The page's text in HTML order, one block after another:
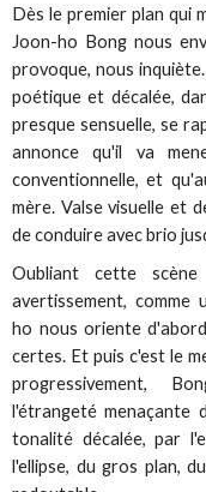
Dès le premier plan qui
Joon-ho Bong nous
provoque, nous
poétique et décalée,
presque sensuelle, se
annonce qu'il va
conventionnelle, et
mère. Valse visuelle et
de conduire avec brio
Oubliant cette
avertissement,
ho nous oriente
certes. Et puis c'est le
progressivement,
l'étrangeté menaçante
tonalité décalée, par
l'ellipse, du gros plan,